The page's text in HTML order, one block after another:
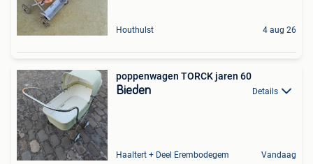
Houthulst 4 aug 26
poppenwagen TORCK jaren 60
Bieden Details
Haaltert + Deel Erembodegem Vandaag